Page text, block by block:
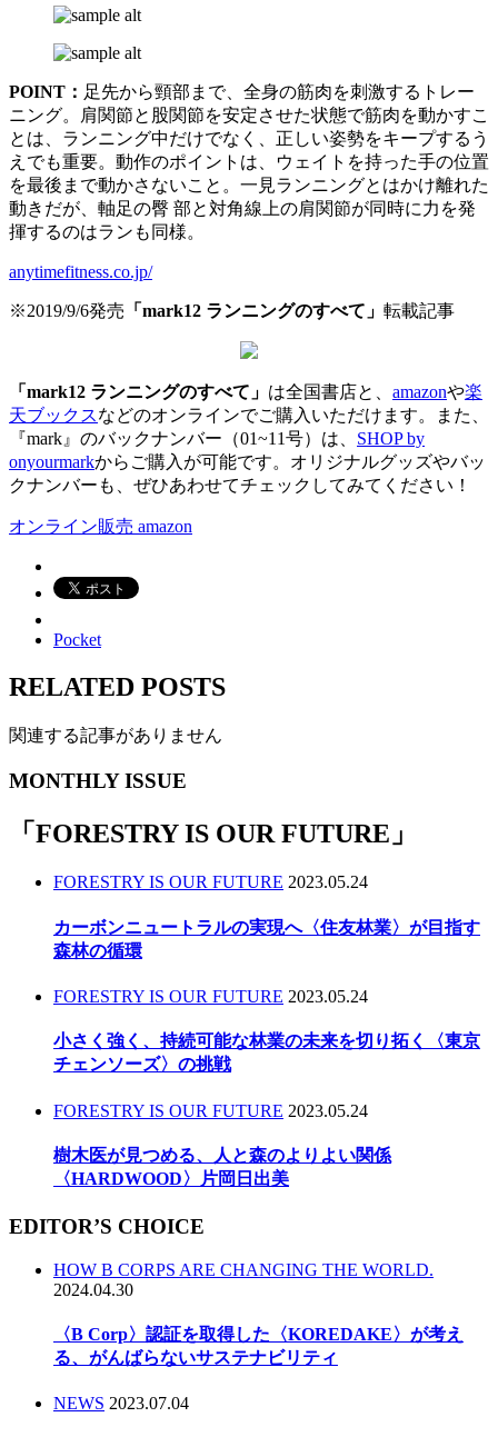
POINT： 足先から頸部まで、全身の筋肉を刺激するトレー
ニング。肩関節と股関節を安定させた状態で筋肉を動かすこ
とは、ランニング中だけでなく、正しい姿勢をキープするう
えでも重要。動作のポイントは、ウェイトを持った手の位置
を最後まで動かさないこと。一見ランニングとはかけ離れた
動きだが、軸足の臀 部と対角線上の肩関節が同時に力を発
揮するのはランも同様。
anytimefitness.co.jp/
※2019/9/6発売 「mark12 ランニングのすべて」 転載記事
「mark12 ランニングのすべて」 は全国書店と、 amazonや楽
天ブックスなどのオンラインでご購入いただけます。また、
『mark』のバックナンバー（01~11号）は、 SHOP by
onyourmarkからご購入が可能です。オリジナルグッズやバッ
クナンバーも、ぜひあわせてチェックしてみてください！
オンライン販売 amazon
Pocket
RELATED POSTS
関連する記事がありません
MONTHLY ISSUE
「 FORESTRY IS OUR FUTURE 」
FORESTRY IS OUR FUTURE 2023.05.24
カーボンニュートラルの実現へ〈住友林業〉が目指す
森林の循環
FORESTRY IS OUR FUTURE 2023.05.24
小さく強く、持続可能な林業の未来を切り拓く〈東京
チェンソーズ〉の挑戦
FORESTRY IS OUR FUTURE 2023.05.24
樹木医が見つめる、人と森のよりよい関係
〈HARDWOOD〉片岡日出美
EDITOR’S CHOICE
HOW B CORPS ARE CHANGING THE WORLD.
2024.04.30
〈B Corp〉認証を取得した〈KOREDAKE〉が考え
る、がんばらないサステナビリティ
NEWS 2023.07.04